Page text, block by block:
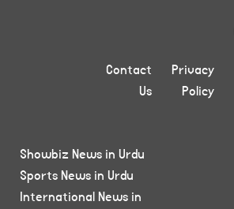
Privacy
Policy
Contact
Us
Showbiz News in Urdu
Sports News in Urdu
International News in